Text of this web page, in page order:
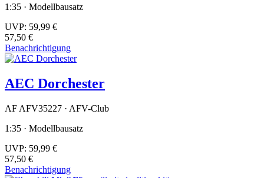
1:35 · Modellbausatz
UVP: 59,99 €
57,50 €
Benachrichtigung
AEC Dorchester
AF AFV35227 · AFV-Club
1:35 · Modellbausatz
UVP: 59,99 €
57,50 €
Benachrichtigung